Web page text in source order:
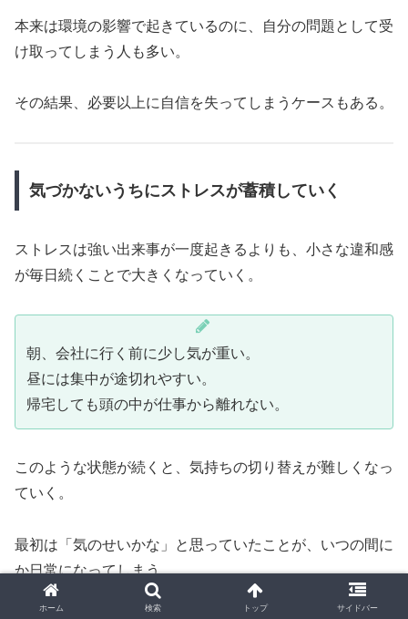
本来は環境の影響で起きているのに、自分の問題として受
け取ってしまう人も多い。
その結果、必要以上に自信を失ってしまうケースもある。
気づかないうちにストレスが蓄積していく
ストレスは強い出来事が一度起きるよりも、小さな違和感
が毎日続くことで大きくなっていく。
朝、会社に行く前に少し気が重い。
昼には集中が途切れやすい。
帰宅しても頭の中が仕事から離れない。
このような状態が続くと、気持ちの切り替えが難しくなっ
ていく。
最初は「気のせいかな」と思っていたことが、いつの間に
か日常になってしまう。
ホーム 検索 トップ サイドバー